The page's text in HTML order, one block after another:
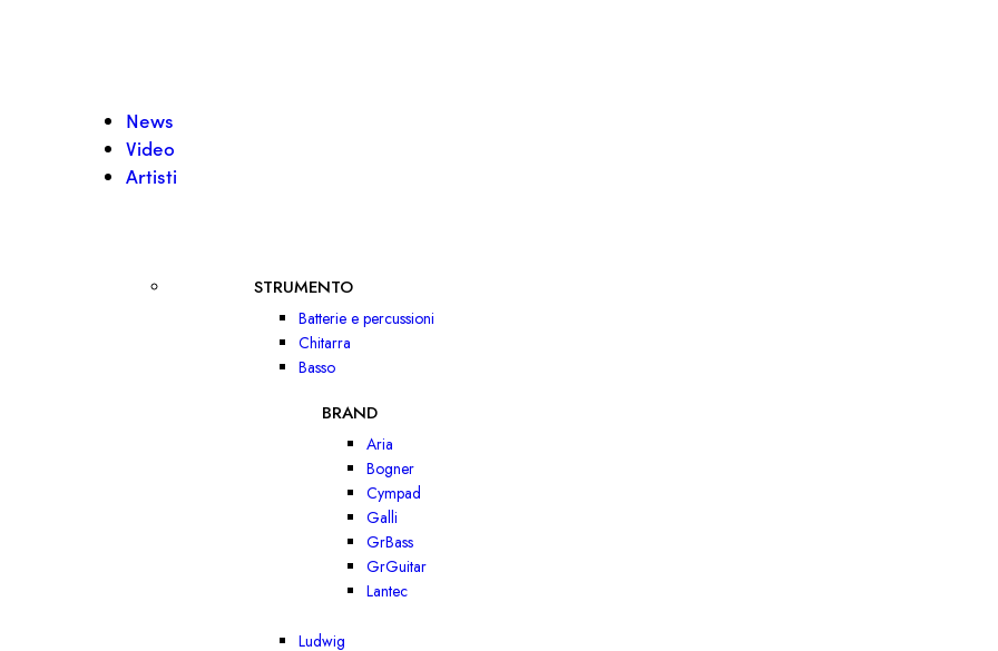
News
Video
Artisti
STRUMENTO
Batterie e percussioni
Chitarra
Basso
BRAND
Aria
Bogner
Cympad
Galli
GrBass
GrGuitar
Lantec
Ludwig